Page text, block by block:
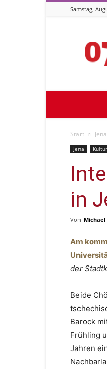
Samstag,
Start Jena
Jena Kultur
in
Von
Am
der
Beide
Barock
Frühling
Jahren